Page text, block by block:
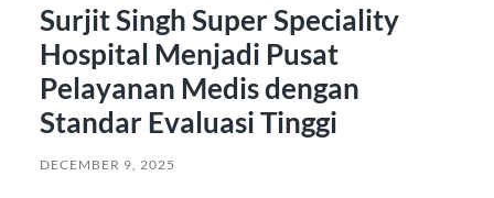
Surjit Singh Super Speciality
Hospital Menjadi Pusat
Pelayanan Medis dengan
Standar Evaluasi Tinggi
DECEMBER 9, 2025